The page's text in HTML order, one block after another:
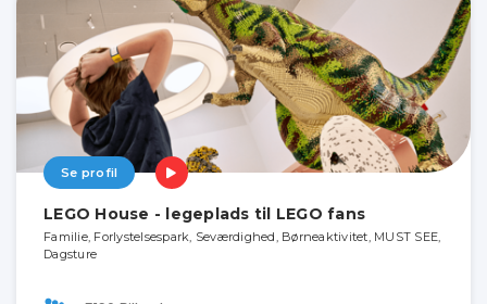
Se profil
LEGO House - legeplads til LEGO fans
Familie, Forlystelsespark, Seværdighed, Børneaktivitet, MUST SEE,
Dagsture